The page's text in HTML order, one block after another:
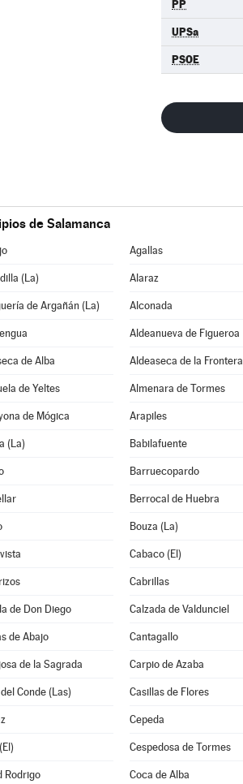
PP
UPSa
PSOE
de Salamanca
Agallas
(La) Alaraz
de Argañán (La) Alconada
Aldeanueva de Figueroa
de Alba Aldeaseca de la Frontera
de Yeltes Almenara de Tormes
de Mógica Arapiles
(La) Babilafuente
Barruecopardo
Berrocal de Huebra
Bouza (La)
Cabaco (El)
Cabrillas
de Don Diego Calzada de Valdunciel
de Abajo Cantagallo
de la Sagrada Carpio de Azaba
Conde (Las) Casillas de Flores
Cepeda
Cespedosa de Tormes
Rodrigo Coca de Alba